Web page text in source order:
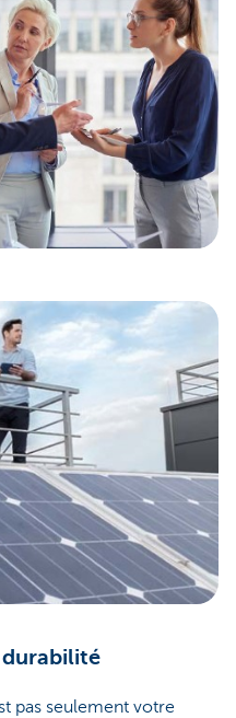
durabilité
pas seulement votre